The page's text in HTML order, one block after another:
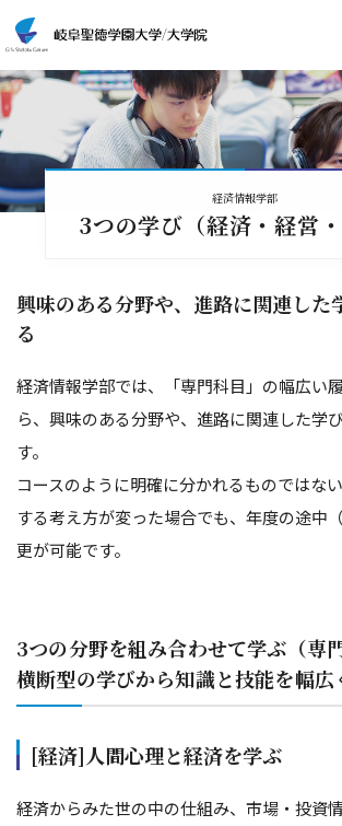
3つの学び（経済・経営・
経済情報学部
興味のある分野や、進路に関連した
る
経済情報学部では、「専門科目」の幅広い
ら、興味のある分野や、進路に関連した学
す。
コースのように明確に分かれるものではな
する考え方が変った場合でも、年度の途中
更が可能です。
3つの分野を組み合わせて学ぶ（専
横断型の学びから知識と技能を幅広
[経済]人間心理と経済を学ぶ
経済からみた世の中の仕組み、市場・投資